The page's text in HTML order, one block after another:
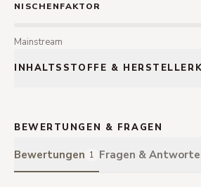
NISCHENFAKTOR
Mainstream
INHALTSSTOFFE &
BEWERTUNGEN & FRAGEN
Bewertungen 1 Fragen &